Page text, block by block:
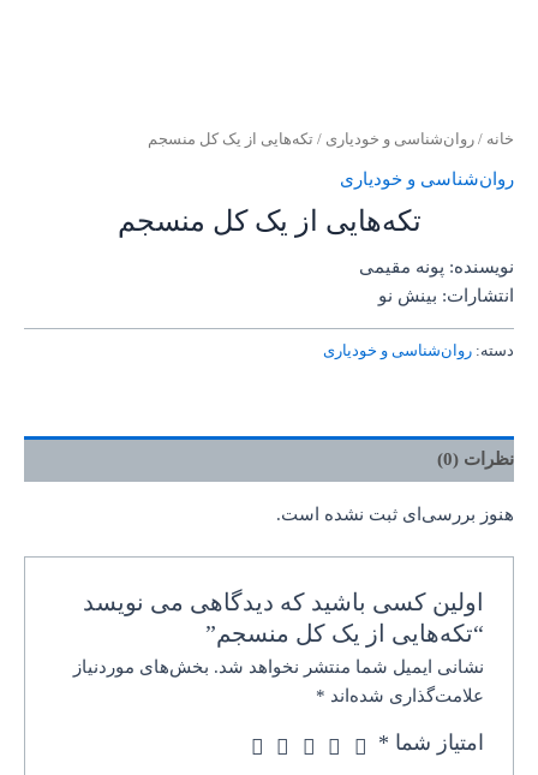
خانه / روان‌‌شناسی و خودیاری / تکه‌هایی از یک کل منسجم
روان‌‌شناسی و خودیاری
تکه‌هایی از یک کل منسجم
نویسنده: پونه مقیمی
انتشارات: بینش نو
دسته: روان‌‌شناسی و خودیاری
نظرات (0)
هنوز بررسی‌ای ثبت نشده است.
اولین کسی باشید که دیدگاهی می نویسد
“تکه‌هایی از یک کل منسجم”
نشانی ایمیل شما منتشر نخواهد شد. بخش‌های موردنیاز
علامت‌گذاری شده‌اند *
امتیاز شما *